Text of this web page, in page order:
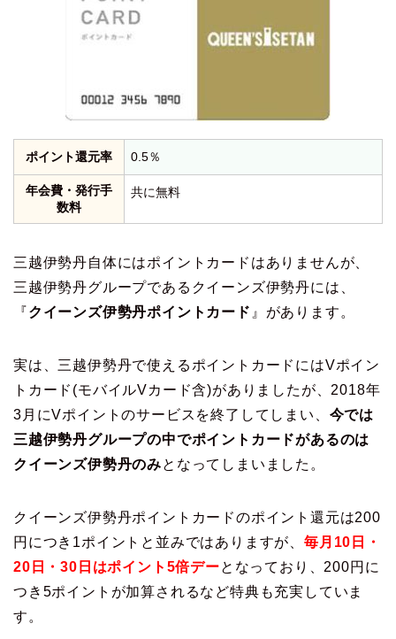
ポイント還元率 0.5％
年会費・発行手
数料
共に無料
三越伊勢丹自体にはポイントカードはありませんが、
三越伊勢丹グループであるクイーンズ伊勢丹には、
『クイーンズ伊勢丹ポイントカード 』があります。
実は、三越伊勢丹で使えるポイントカードにはVポイン
トカード(モバイルVカード含)がありましたが、2018年
3月にVポイントのサービスを終了してしまい、 今では
三越伊勢丹グループの中でポイントカードがあるのは
クイーンズ伊勢丹のみとなってしまいました。
クイーンズ伊勢丹ポイントカードのポイント還元は200
円につき1ポイントと並みではありますが、 毎月10日・
20日・30日はポイント5倍デーとなっており、200円に
つき5ポイントが加算されるなど特典も充実していま
す。